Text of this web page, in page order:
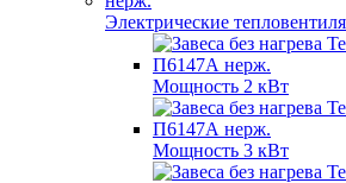
Электрические
Мощность 2 кВт
Мощность 3 кВт